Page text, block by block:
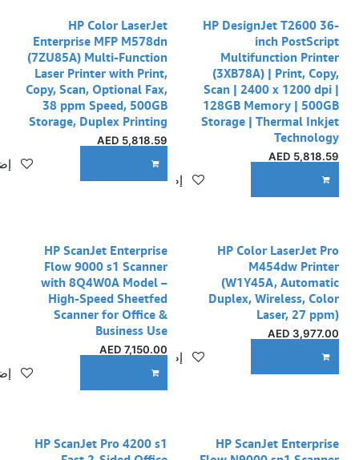
نفدت الكمية
HP DesignJet T2600 36-
inch PostScript
Multifunction Printer
(3XB78A) | Print, Copy,
Scan | 2400 x 1200 dpi |
128GB Memory | 500GB
Storage | Thermal Inkjet
Technology
5,818.59
إضافة إلى قائمة الأمنيات
نفدت الكمية
HP Color LaserJet
Enterprise MFP M578dn
(7ZU85A) Multi-Function
Laser Printer with Print,
Copy, Scan, Optional Fax,
38 ppm Speed, 500GB
Storage, Duplex Printing
5,818.59
نفدت الكمية
HP Color LaserJet Pro
M454dw Printer
(W1Y45A, Automatic
Duplex, Wireless, Color
Laser, 27 ppm)
3,977.00
إضافة إلى قائمة الأمنيات
HP ScanJet Enterprise
Flow 9000 s1 Scanner
with 8Q4W0A Model –
High-Speed Sheetfed
Scanner for Office &
Business Use
7,150.00
AED
HP ScanJet Enterprise
HP ScanJet Pro 4200 s1